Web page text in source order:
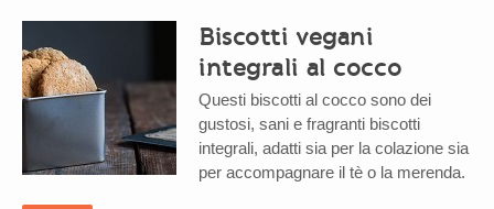
Biscotti vegani
integrali al cocco
Questi biscotti al cocco sono dei
gustosi, sani e fragranti biscotti
integrali, adatti sia per la colazione sia
per accompagnare il tè o la merenda.